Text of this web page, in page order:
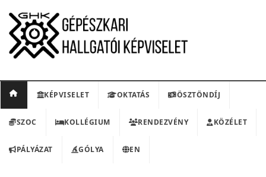
KÉPVISELET OKTATÁS ÖSZTÖNDÍJ
SZOC KOLLÉGIUM RENDEZVÉNY KÖZÉLET
PÁLYÁZAT GÓLYA EN